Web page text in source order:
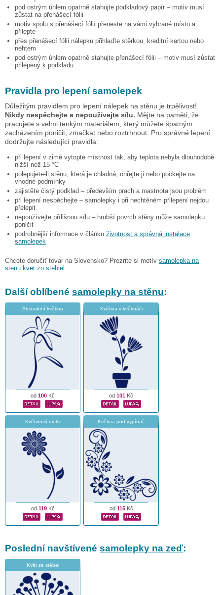
pod ostrým úhlem opatrně stahujte podkladový papír – motiv musí
zůstat na přenášecí fólii
motiv spolu s přenášecí fólií přeneste na vámi vybrané místo a
přilepte
přes přenášecí fólii nálepku přihlaďte stěrkou, kreditní kartou nebo
nehtem
pod ostrým úhlem opatrně stahujte přenášecí fólii – motiv musí zůstat
přilepený k podkladu
Pravidla pro lepení samolepek
Důležitým pravidlem pro lepení nálepek na stěnu je trpělivost!
Nikdy nespěchejte a nepoužívejte sílu. Mějte na paměti, že
pracujete s velmi tenkým materiálem, který můžete špatným
zacházením poničit, zmačkat nebo roztrhnout. Pro správné lepení
dodržujte následující pravidla:
při lepení v zimě vytopte místnost tak, aby teplota nebyla dlouhodobě
nižší než 15 °C
polepujete-li stěnu, která je chladná, ohřejte ji nebo počkejte na
vhodné podmínky
zajistěte čistý podklad – především prach a mastnota jsou problém
při lepení nespěchejte – samolepky i při nechtěném přilepení nejdou
přelepit
nepoužívejte přílišnou sílu – hrubší povrch stěny může samolepku
poničit
podrobnější informace v článku životnost a správná instalace
samolepek
Chcete doručiť tovar na Slovensko? Prezrite si motív samolepka na
stenu kvet zo stebiel
Další oblíbené samolepky na stěnu:
Abstraktní květina
od 100 Kč
Květina v květináči
od 101 Kč
Květinový motiv
od 119Kč
Květina pod vypínač
od 115Kč
Poslední navštívené samolepky na zeď:
Květ ze stébel